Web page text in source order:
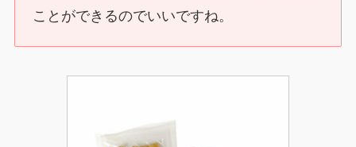
ことができるのでいいですね。